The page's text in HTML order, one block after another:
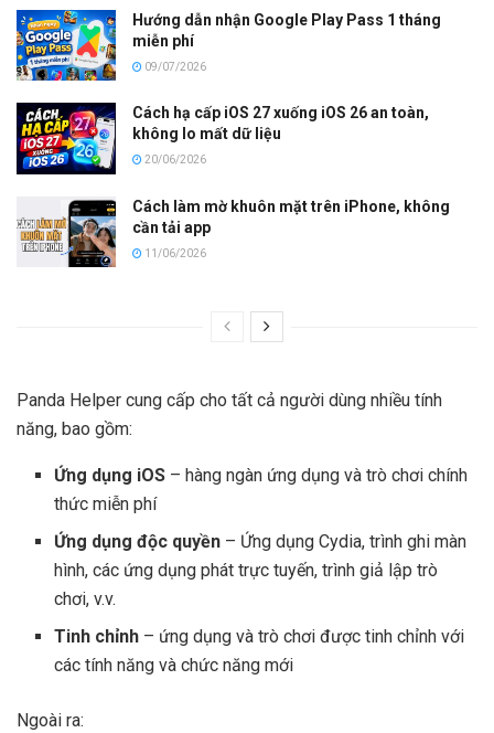
Hướng dẫn nhận Google Play Pass 1 tháng
miễn phí
09/07/2026
Cách hạ cấp iOS 27 xuống iOS 26 an toàn,
không lo mất dữ liệu
20/06/2026
Cách làm mờ khuôn mặt trên iPhone, không
cần tải app
11/06/2026
Panda Helper cung cấp cho tất cả người dùng nhiều tính
năng, bao gồm:
Ứng dụng iOS – hàng ngàn ứng dụng và trò chơi chính
thức miễn phí
Ứng dụng độc quyền – Ứng dụng Cydia, trình ghi màn
hình, các ứng dụng phát trực tuyến, trình giả lập trò
chơi, v.v.
Tinh chỉnh – ứng dụng và trò chơi được tinh chỉnh với
các tính năng và chức năng mới
Ngoài ra: